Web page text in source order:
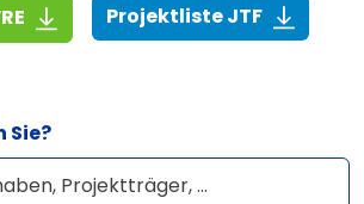
(1,4 MiB)Projektliste JTF(268,6
Sie?